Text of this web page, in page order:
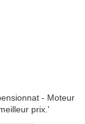
- Moteur
prix.'